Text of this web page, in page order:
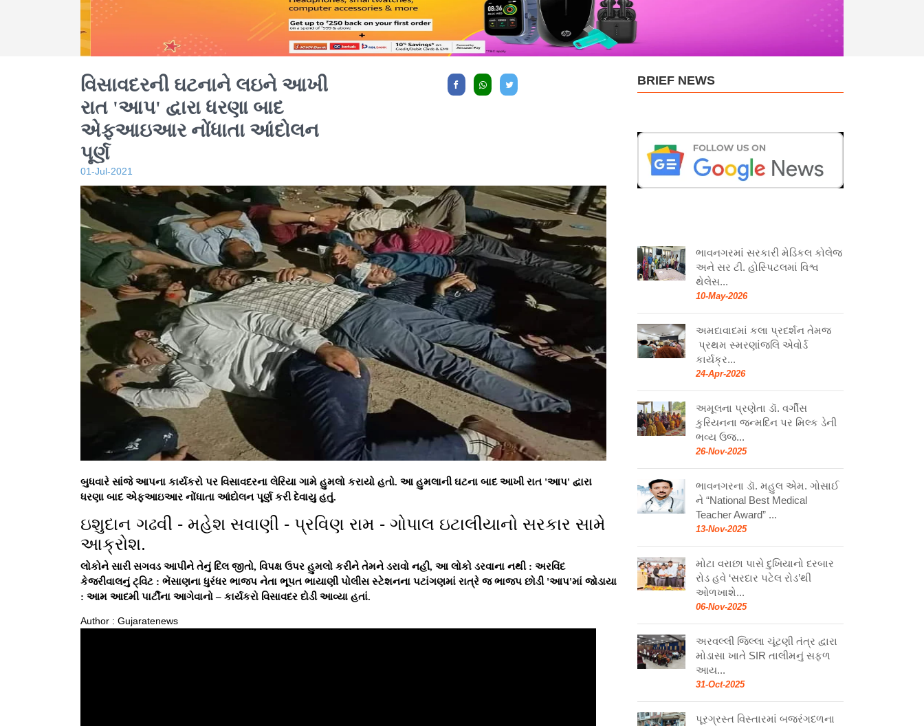
વિસાવદરની ઘટનાને લઇને ‌આખી
રાત 'આપ' દ્વારા ધરણા બાદ
એફઆઇઆર નોંધાતા આંદોલન
પૂર્ણ
01-Jul-2021
બુધવારે સાંજે આપના કાર્યકરો પર વિસાવદરના લેરિયા ગામે હુમલો કરાયો હતો. આ હુમલાની ઘટના બાદ આખી રાત 'આપ' દ્વારા
ધરણા બાદ એફઆઇઆર નોંધાતા આંદોલન પૂર્ણ કરી દેવાયુ હતું.
ઇશુદાન ગઢવી - મહેશ સવાણી - પ્રવિણ રામ - ગોપાલ ઇટાલીયાનો સરકાર સામે
આક્રોશ.
લોકોને સારી સગવડ આપીને તેનું દિલ જીતો, વિપક્ષ ઉપર હુમલો કરીને તેમને ડરાવો નહી, આ લોકો ડરવાના નથી : અરવિંદ
કેજરીવાલનું ટ્વિટ : ભેંસાણના ધુરંધર ભાજપ નેતા ભૂપત ભાયાણી પોલીસ સ્ટેશનના પટાંગણમાં રાત્રે જ ભાજપ છોડી 'આપ'માં જોડાયા
: આમ આદમી પાર્ટીના આગેવાનો – કાર્યકરો વિસાવદર દોડી આવ્યા હતાં.
Author : Gujaratenews
BRIEF NEWS
ભાવનગરમાં સરકારી મેડિકલ કોલેજ
અને સર ટી. હોસ્પિટલમાં વિશ્વ
થેલેસ...
10-May-2026
અમદાવાદમાં કલા પ્રદર્શન તેમજ
પ્રથમ સ્મરણાંજલિ એવોર્ડ
કાર્યક્ર...
24-Apr-2026
અમૂલના પ્રણેતા ડૉ. વર્ગીસ
કુરિયનના જન્મદિન પર મિલ્ક ડેની
ભવ્ય ઉજ...
26-Nov-2025
ભાવનગરના ડૉ. મહુલ એમ. ગોસાઈ
ને “National Best Medical
Teacher Award” ...
13-Nov-2025
મોટા વરાછા પાસે દુખિયાનો દરબાર
રોડ હવે ‘સરદાર પટેલ રોડ’થી
ઓળખાશે...
06-Nov-2025
અરવલ્લી જિલ્લા ચૂંટણી તંત્ર દ્વારા
મોડાસા ખાતે SIR તાલીમનું સફળ
આય...
31-Oct-2025
પૂરગ્રસ્ત વિસ્તારમાં બજરંગદળના